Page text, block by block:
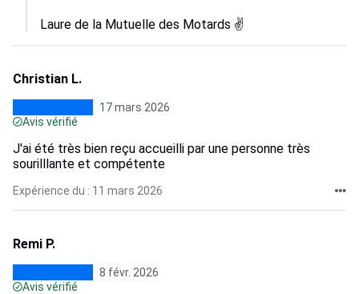
Laure de la Mutuelle des Motards ✌️
Christian L.
17 mars 2026
Avis vérifié
J'ai été très bien reçu accueilli par une personne très
sourilllante et compétente
Expérience du : 11 mars 2026
Remi P.
8 févr. 2026
Avis vérifié